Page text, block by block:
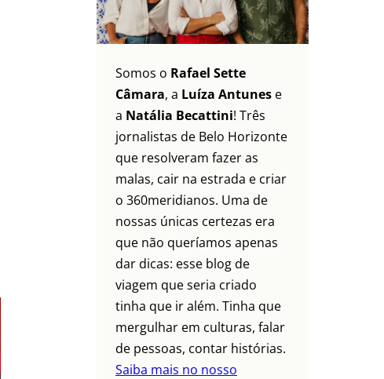
Somos o Rafael Sette
Câmara, a Luíza Antunes e
a Natália Becattini! Três
jornalistas de Belo Horizonte
que resolveram fazer as
malas, cair na estrada e criar
o 360meridianos. Uma de
nossas únicas certezas era
que não queríamos apenas
dar dicas: esse blog de
viagem que seria criado
tinha que ir além. Tinha que
mergulhar em culturas, falar
de pessoas, contar histórias.
Saiba mais no nosso